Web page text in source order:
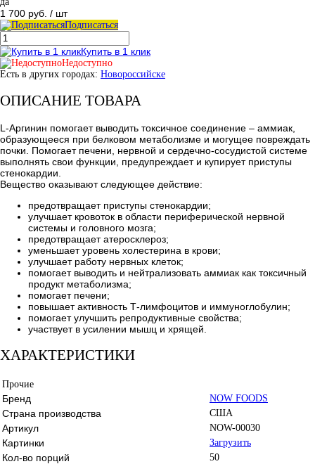
1 700 руб. / шт
Подписаться
Купить в 1 клик
Недоступно
Есть в других городах: Новороссийске
ОПИСАНИЕ ТОВАРА
L-Аргинин помогает выводить токсичное соединение – аммиак,
образующееся при белковом метаболизме и могущее повреждать
почки. Помогает печени, нервной и сердечно-сосудистой системе
выполнять свои функции, предупреждает и купирует приступы
стенокардии.
Вещество оказывают следующее действие:
предотвращает приступы стенокардии;
улучшает кровоток в области периферической нервной
системы и головного мозга;
предотвращает атеросклероз;
уменьшает уровень холестерина в крови;
улучшает работу нервных клеток;
помогает выводить и нейтрализовать аммиак как токсичный
продукт метаболизма;
помогает печени;
повышает активность Т-лимфоцитов и иммуноглобулин;
помогает улучшить репродуктивные свойства;
участвует в усилении мышц и хрящей.
ХАРАКТЕРИСТИКИ
Прочие
Бренд NOW FOODS
Страна производства США
Артикул NOW-00030
Картинки Загрузить
Кол-во порций 50